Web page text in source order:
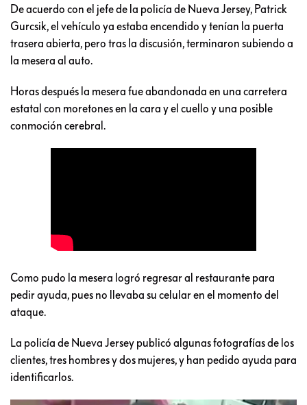
De acuerdo con el jefe de la policía de Nueva Jersey, Patrick
Gurcsik, el vehículo ya estaba encendido y tenían la puerta
trasera abierta, pero tras la discusión, terminaron subiendo a
la mesera al auto.
Horas después la mesera fue abandonada en una carretera
estatal con moretones en la cara y el cuello y una posible
conmoción cerebral.
Como pudo la mesera logró regresar al restaurante para
pedir ayuda, pues no llevaba su celular en el momento del
ataque.
La policía de Nueva Jersey publicó algunas fotografías de los
clientes, tres hombres y dos mujeres, y han pedido ayuda para
identificarlos.